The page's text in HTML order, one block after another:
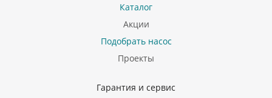
Каталог
Акции
Подобрать насос
Проекты
Гарантия и сервис